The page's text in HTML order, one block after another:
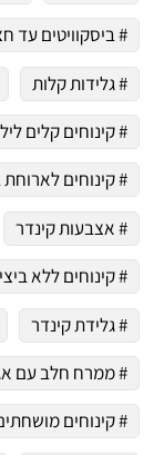
# ביסקוויטים עד
# גלידות קלות
# קינוחים קלים
# קינוחים לארוחת
# אצבעות קינדר
# קינוחים ללא
# גלידת קינדר
# ממרח חלב עם
# קינוחים